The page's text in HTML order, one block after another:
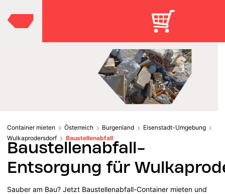
Container mieten Österreich Burgenland
Eisenstadt-Umgebung
Wulkaprodersdorf
Baustellenabfall
Baustellenabfall-
Entsorgung für
Sauber am Bau? Jetzt Baustellenabfall-Container mieten und